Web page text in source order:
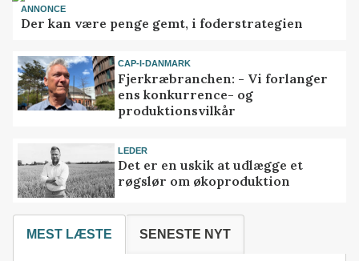
ANNONCE
Der kan være penge gemt, i foderstrategien
CAP-I-DANMARK
Fjerkræbranchen: - Vi forlanger
ens konkurrence- og
produktionsvilkår
LEDER
Det er en uskik at udlægge et
røgslør om økoproduktion
MEST LÆSTE SENESTE NYT